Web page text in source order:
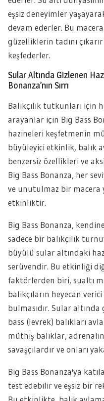
eşsiz deneyimler
devam ederler. Bu
güzelliklerin tadını
keşfederler.
Sular Altında Gizlenen
Bonanza’nın Sırrı
Balıkçılık tutkunları için
arayanlar için Big Bass
hazineleri keşfetmenin
büyüleyici etkinlik, balık
benzersiz özellikleri ve
Big Bass Bonanza, her
ve unutulmaz bir macera
etkinliktir.
Big Bass Bonanza,
sadece bir balıkçılık
büyülü sular altındaki
serüvendir. Bu etkinliği
faktörlerden biri, sualtı
balıkçıların heyecan
bulmasıdır. Sular
bass (levrek) balıkları
müthiş balıklar,
savaşçılardır ve onları
Big Bass Bonanza'ya
test edebilir ve eşsiz bir